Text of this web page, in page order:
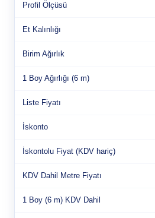
Profil Ölçüsü
Et Kalınlığı
Birim Ağırlık
1 Boy Ağırlığı (6 m)
Liste Fiyatı
İskonto
İskontolu Fiyat (KDV hariç)
KDV Dahil Metre Fiyatı
1 Boy (6 m) KDV Dahil